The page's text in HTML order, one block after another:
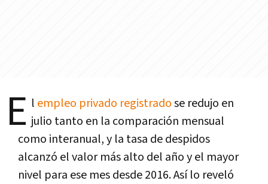
E l empleo privado registradose redujo en
julio tanto en la comparación mensual
como interanual, y la tasa de despidos
alcanzó el valor más alto del año y el mayor
nivel para ese mes desde 2016. Así lo reveló